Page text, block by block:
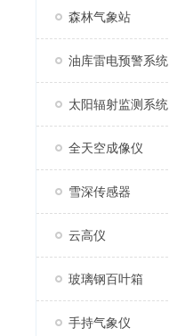
森林气象站
油库雷电预警系统
太阳辐射监测系统
全天空成像仪
雪深传感器
云高仪
玻璃钢百叶箱
手持气象仪